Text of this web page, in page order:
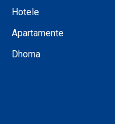
Hotele
Apartamente
Dhoma